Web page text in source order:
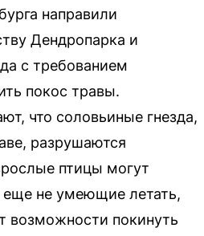
направили
Дендропарка и
с требованием
покос травы.
что соловьиные гнезда,
разрушаются
птицы могут
еще не умеющие летать,
возможности покинуть